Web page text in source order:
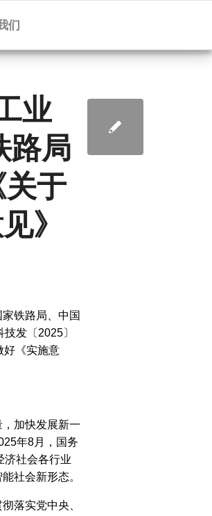
们
业
路局
于
》
铁路局、中国
发〔2025〕
好《实施意
加快发展新一
年8月，国务
济社会各行业
社会新形态。
落实党中央、